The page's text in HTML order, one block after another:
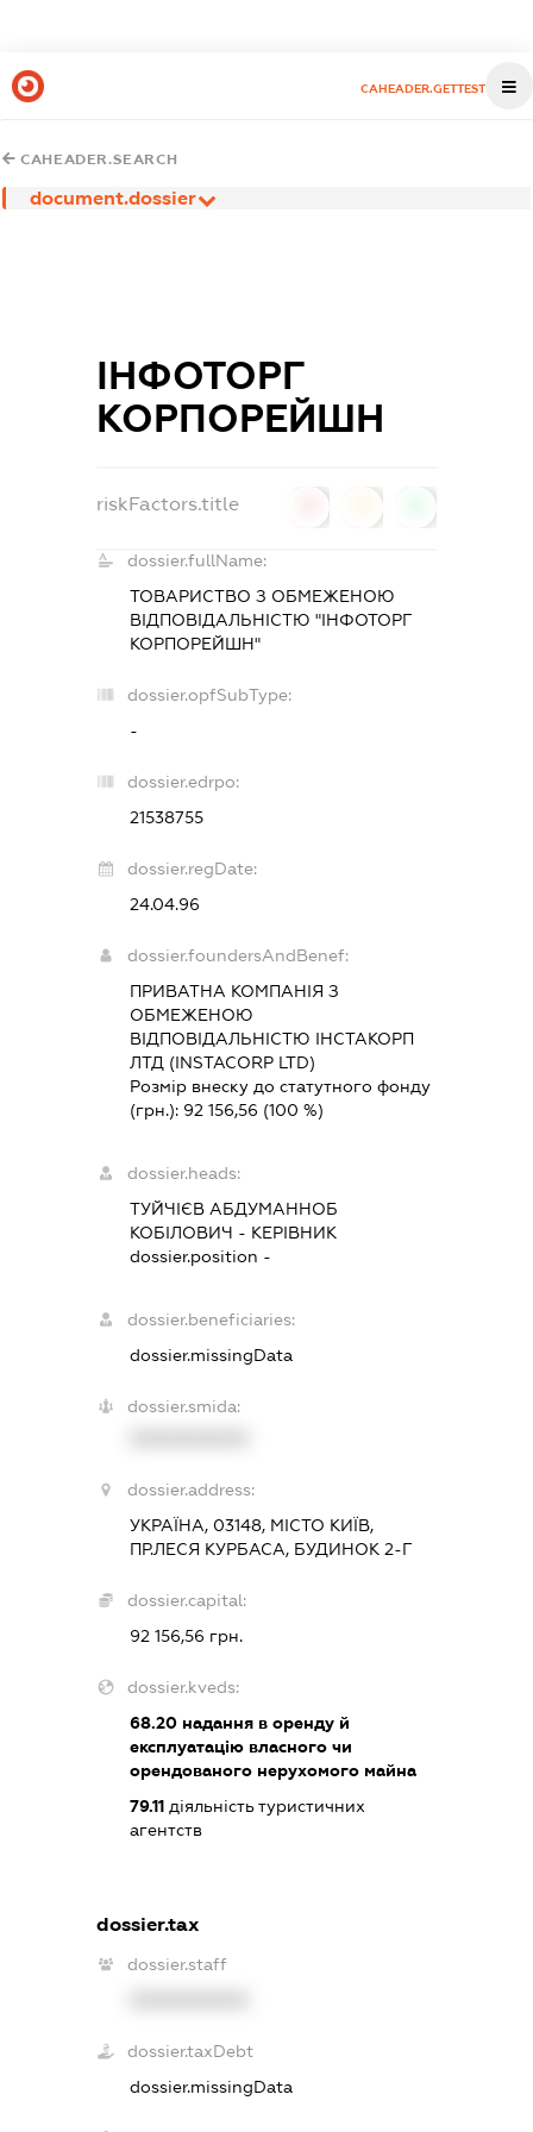
CAHEADER.GETTEST
CAHEADER.SEARCH
document.dossier
ІНФОТОРГ
КОРПОРЕЙШН
riskFactors.title
dossier.fullName:
ТОВАРИСТВО З ОБМЕЖЕНОЮ
ВІДПОВІДАЛЬНІСТЮ "ІНФОТОРГ
КОРПОРЕЙШН"
dossier.opfSubType:
-
dossier.edrpo:
21538755
dossier.regDate:
24.04.96
dossier.foundersAndBenef:
ПРИВАТНА КОМПАНІЯ З
ОБМЕЖЕНОЮ
ВІДПОВІДАЛЬНІСТЮ ІНСТАКОРП
ЛТД (INSTACORP LTD)
Розмір внеску до статутного фонду
(грн.): 92 156,56 (100 %)
dossier.heads:
ТУЙЧІЄВ АБДУМАННОБ
КОБІЛОВИЧ - КЕРІВНИК
dossier.position -
dossier.beneficiaries:
dossier.missingData
dossier.smida:
dossier.address:
УКРАЇНА, 03148, МІСТО КИЇВ,
ПР.ЛЕСЯ КУРБАСА, БУДИНОК 2-Г
dossier.capital:
92 156,56 грн.
dossier.kveds:
68.20надання в оренду й
експлуатацію власного чи
орендованого нерухомого майна
79.11діяльність туристичних
агентств
dossier.tax
dossier.staff
dossier.taxDebt
dossier.missingData